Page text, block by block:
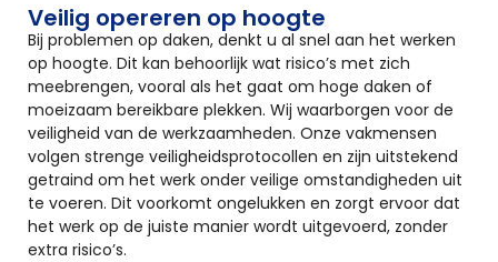
Veilig opereren op hoogte
Bij problemen op daken, denkt u al snel aan het werken
op hoogte. Dit kan behoorlijk wat risico’s met zich
meebrengen, vooral als het gaat om hoge daken of
moeizaam bereikbare plekken. Wij waarborgen voor de
veiligheid van de werkzaamheden. Onze vakmensen
volgen strenge veiligheidsprotocollen en zijn uitstekend
getraind om het werk onder veilige omstandigheden uit
te voeren. Dit voorkomt ongelukken en zorgt ervoor dat
het werk op de juiste manier wordt uitgevoerd, zonder
extra risico’s.